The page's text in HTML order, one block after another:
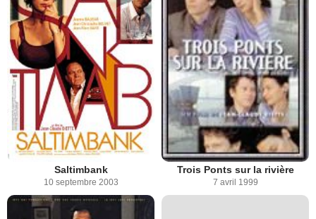
Saltimbank
10 septembre 2003
Trois Ponts sur la rivière
7 avril 1999